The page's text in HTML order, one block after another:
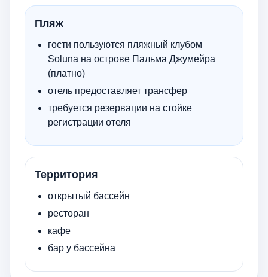
Пляж
гости пользуются пляжный клубом
Soluna на острове Пальма Джумейра
(платно)
отель предоставляет трансфер
требуется резервации на стойке
регистрации отеля
Территория
открытый бассейн
ресторан
кафе
бар у бассейна